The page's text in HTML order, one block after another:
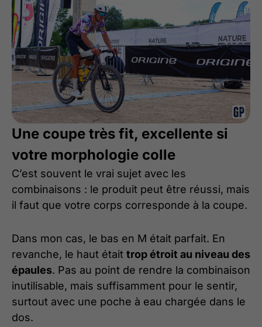
Une coupe très fit, excellente si
votre morphologie colle
C’est souvent le vrai sujet avec les
combinaisons : le produit peut être réussi, mais
il faut que votre corps corresponde à la coupe.
Dans mon cas, le bas en M était parfait. En
revanche, le haut était trop étroit au niveau des
épaules. Pas au point de rendre la combinaison
inutilisable, mais suffisamment pour le sentir,
surtout avec une poche à eau chargée dans le
dos.